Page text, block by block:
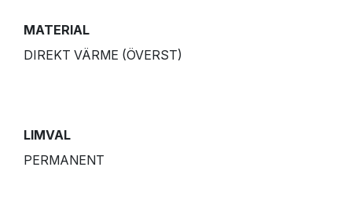
MATERIAL
DIREKT VÄRME (ÖVERST)
LIMVAL
PERMANENT